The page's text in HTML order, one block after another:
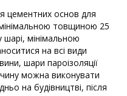
цементних основ для
товщиною 25
мінімальною
на всі види
шари пароізоляції
можна виконувати
на будівництві, після